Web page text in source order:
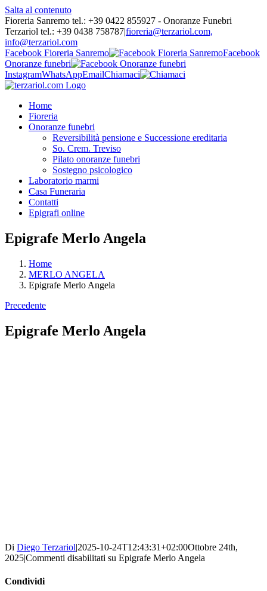
Salta al contenuto
Fioreria Sanremo tel.: +39 0422 855927 - Onoranze Funebri
Terzariol tel.: +39 0438 758787|fioreria@terzariol.com,
info@terzariol.com
Facebook Fioreria Sanremo
Facebook
Onoranze funebri
InstagramWhatsAppEmailChiamaci
Home
Fioreria
Onoranze funebri
Reversibilità pensione e Successione ereditaria
So. Crem. Treviso
Pilato onoranze funebri
Sostegno psicologico
Laboratorio marmi
Casa Funeraria
Contatti
Epigrafi online
Epigrafe Merlo Angela
Home
MERLO ANGELA
Epigrafe Merlo Angela
Precedente
Epigrafe Merlo Angela
Di Diego Terzariol|2025-10-24T12:43:31+02:00Ottobre 24th,
2025|Commenti disabilitati su Epigrafe Merlo Angela
Condividi